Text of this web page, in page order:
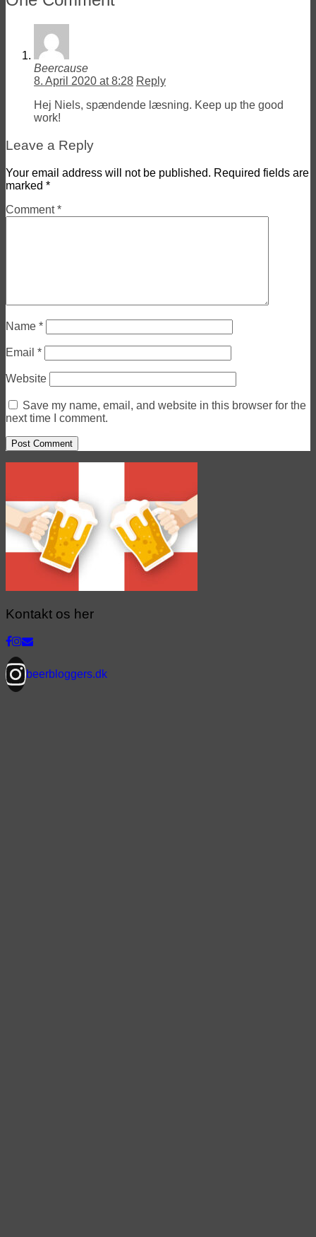
Beercause
8. April 2020 at 8:28 Reply
Hej Niels, spændende læsning. Keep up the good
work!
Leave a Reply
Your email address will not be published. Required fields are
marked *
Comment*
Name *
Email *
Website
Save my name, email, and website in this browser for the
next time I comment.
Kontakt os her
beerbloggers.dk